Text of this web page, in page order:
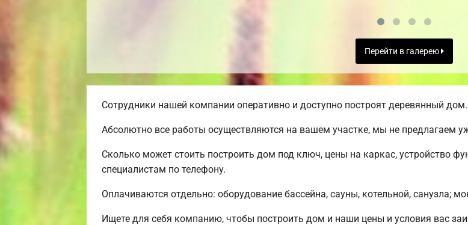
Перейти в галерею
Сотрудники нашей компании оперативно и доступно построят деревянный
Абсолютно все работы осуществляются на вашем участке, мы не предлагаем
Сколько может стоить построить дом под ключ, цены на каркас, устройство
специалистам по телефону.
Оплачиваются отдельно: оборудование бассейна, сауны, котельной, санузла;
Ищете для себя компанию, чтобы построить дом и наши цены и условия вас